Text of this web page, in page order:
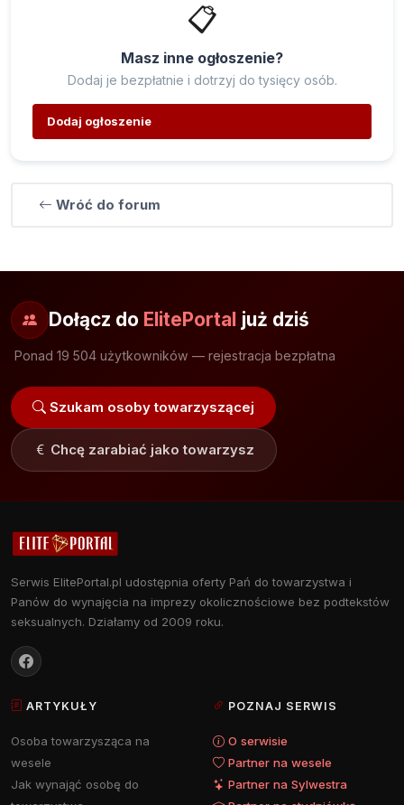
📋
Masz inne ogłoszenie?
Dodaj je bezpłatnie i dotrzyj do tysięcy osób.
Dodaj ogłoszenie
Wróć do forum
Dołącz do ElitePortal już dziś
Ponad 19 504 użytkowników — rejestracja bezpłatna
Szukam osoby towarzyszącej
Chcę zarabiać jako towarzysz
Serwis ElitePortal.pl udostępnia oferty Pań do towarzystwa i
Panów do wynajęcia na imprezy okolicznościowe bez podtekstów
seksualnych. Działamy od 2009 roku.
ARTYKUŁY
Osoba towarzysząca na
wesele
Jak wynająć osobę do
POZNAJ SERWIS
O serwisie
Partner na wesele
Partner na Sylwestra